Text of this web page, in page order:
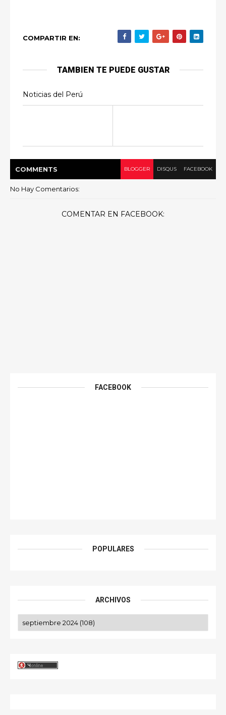
COMPARTIR EN:
TAMBIEN TE PUEDE GUSTAR
Noticias del Perú
COMMENTS BLOGGER DISQUS FACEBOOK
No Hay Comentarios:
COMENTAR EN FACEBOOK:
FACEBOOK
POPULARES
ARCHIVOS